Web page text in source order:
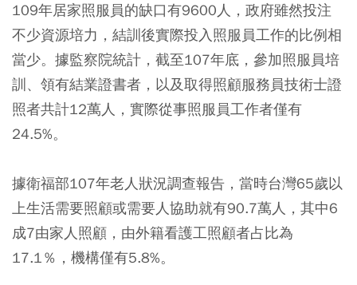
109年居家照服員的缺口有9600人，政府雖然投注
不少資源培力，結訓後實際投入照服員工作的比例相
當少。據監察院統計，截至107年底，參加照服員培
訓、領有結業證書者，以及取得照顧服務員技術士證
照者共計12萬人，實際從事照服員工作者僅有
24.5%。
據衛福部107年老人狀況調查報告，當時台灣65歲以
上生活需要照顧或需要人協助就有90.7萬人，其中6
成7由家人照顧，由外籍看護工照顧者占比為
17.1％，機構僅有5.8%。